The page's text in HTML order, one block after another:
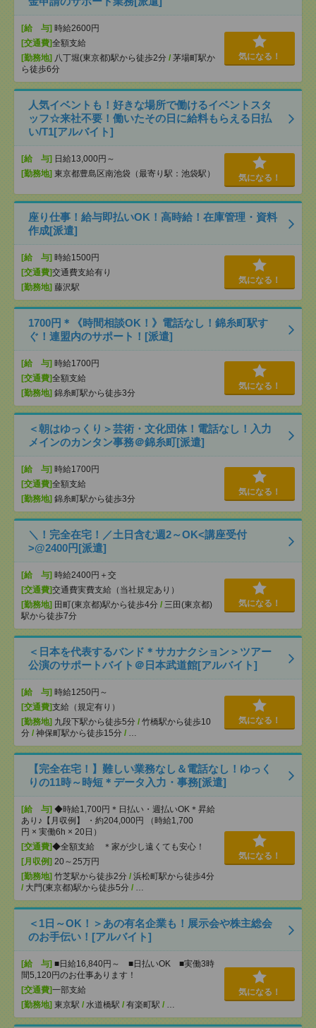
[給 与] 時給2600円
[交通費]全額支給
[勤務地] 八丁堀(東京都)駅から徒歩2分 / 茅場町駅か
ら徒歩6分
気になる！
人気イベントも！好きな場所で働けるイベントスタ
ッフ☆来社不要！働いたその日に給料もらえる日払
い/T1[アルバイト]
[給 与] 日給13,000円～
[勤務地] 東京都豊島区南池袋（最寄り駅：池袋駅） 気になる！
座り仕事！給与即払いOK！高時給！在庫管理・資料
作成[派遣]
[給 与] 時給1500円
[交通費]交通費支給有り
[勤務地] 藤沢駅
気になる！
1700円＊《時間相談OK！》電話なし！錦糸町駅す
ぐ！連盟内のサポート！[派遣]
[給 与] 時給1700円
[交通費]全額支給
[勤務地] 錦糸町駅から徒歩3分
気になる！
＜朝はゆっくり＞芸術・文化団体！電話なし！入力
メインのカンタン事務＠錦糸町[派遣]
[給 与] 時給1700円
[交通費]全額支給
[勤務地] 錦糸町駅から徒歩3分
気になる！
＼！完全在宅！／土日含む週2～OK<講座受付
>@2400円[派遣]
[給 与] 時給2400円＋交
[交通費]交通費実費支給（当社規定あり）
[勤務地] 田町(東京都)駅から徒歩4分 / 三田(東京都)
駅から徒歩7分
気になる！
＜日本を代表するバンド＊サカナクション＞ツアー
公演のサポートバイト＠日本武道館[アルバイト]
[給 与] 時給1250円～
[交通費]支給（規定有り）
[勤務地] 九段下駅から徒歩5分 / 竹橋駅から徒歩10
分 / 神保町駅から徒歩15分 / …
気になる！
【完全在宅！】難しい業務なし＆電話なし！ゆっく
りの11時～時短＊データ入力・事務[派遣]
[給 与] ◆時給1,700円＊日払い・週払いOK＊昇給
あり♪【月収例】 ・約204,000円 （時給1,700
円 × 実働6h × 20日）
[交通費]◆全額支給 ＊家が少し遠くても安心！
[月収例] 20～25万円
[勤務地] 竹芝駅から徒歩2分 / 浜松町駅から徒歩4分
/ 大門(東京都)駅から徒歩5分 / …
気になる！
＜1日～OK！＞あの有名企業も！展示会や株主総会
のお手伝い！[アルバイト]
[給 与] ■日給16,840円～ ■日払いOK ■実働3時
間5,120円のお仕事あります！
[交通費]一部支給
[勤務地] 東京駅 / 水道橋駅 / 有楽町駅 / …
気になる！